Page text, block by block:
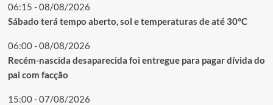
06:15 - 08/08/2026
Sábado terá tempo aberto, sol e temperaturas de até 30°C
06:00 - 08/08/2026
Recém-nascida desaparecida foi entregue para pagar dívida do
pai com facção
15:00 - 07/08/2026